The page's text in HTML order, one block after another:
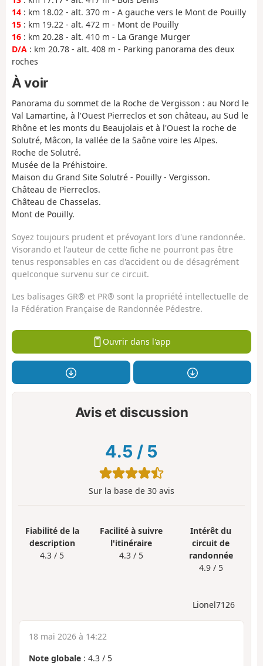
14 : km 18.02 - alt. 370 m - A gauche vers le Mont de Pouilly
15 : km 19.22 - alt. 472 m - Mont de Pouilly
16 : km 20.28 - alt. 410 m - La Grange Murger
D/A : km 20.78 - alt. 408 m - Parking panorama des deux
roches
À voir
Panorama du sommet de la Roche de Vergisson : au Nord le
Val Lamartine, à l'Ouest Pierreclos et son château, au Sud le
Rhône et les monts du Beaujolais et à l'Ouest la roche de
Solutré, Mâcon, la vallée de la Saône voire les Alpes.
Roche de Solutré.
Musée de la Préhistoire.
Maison du Grand Site Solutré - Pouilly - Vergisson.
Château de Pierreclos.
Château de Chasselas.
Mont de Pouilly.
Soyez toujours prudent et prévoyant lors d'une randonnée.
Visorando et l'auteur de cette fiche ne pourront pas être
tenus responsables en cas d'accident ou de désagrément
quelconque survenu sur ce circuit.
Les balisages GR® et PR® sont la propriété intellectuelle de
la Fédération Française de Randonnée Pédestre.
Ouvrir dans l'app
Avis et discussion
4.5 / 5
Sur la base de 30 avis
Fiabilité de la
description
4.3 / 5
Facilité à suivre
l'itinéraire
4.3 / 5
Intérêt du
circuit de
randonnée
4.9 / 5
Lionel7126
18 mai 2026 à 14:22
Note globale : 4.3 / 5